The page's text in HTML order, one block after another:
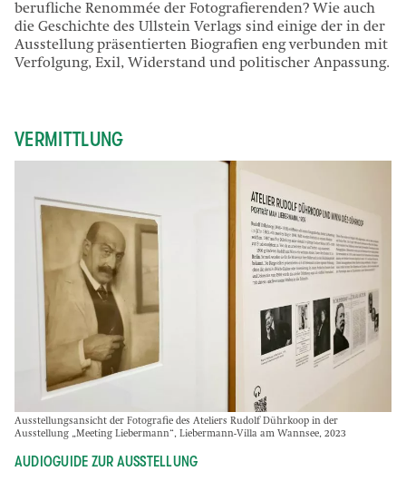
berufliche Renommée der Fotografierenden? Wie auch
die Geschichte des Ullstein Verlags sind einige der in der
Ausstellung präsentierten Biografien eng verbunden mit
Verfolgung, Exil, Widerstand und politischer Anpassung.
VERMITTLUNG
Ausstellungsansicht der Fotografie des Ateliers Rudolf Dührkoop in der
Ausstellung „Meeting Liebermann“, Liebermann-Villa am Wannsee, 2023
AUDIOGUIDE ZUR AUSSTELLUNG